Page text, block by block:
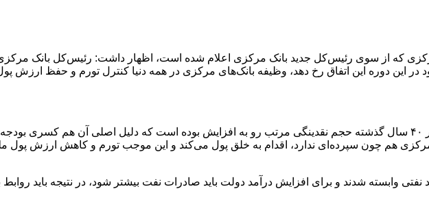
که از سوی رئیس‌کل جدید بانک مرکزی اعلام شده است، اظهار داشت: ‌رئیس‌کل بانک مرکزی
در این دوره این اتفاق رخ دهد، وظیفه بانک‌های مرکزی در همه دنیا کنترل تورم و حفظ ارزش
وی ادامه داد:‌ برای کنترل تورم باید حجم نقدینگی کنترل شود، چون در ۴۰ سال گذشته حجم نقدینگی مرتب رو به افزایش بوده است که دلیل
هم چون سپرده‌ای ندارد، اقدام به خلق پول می‌کند و این موجب تورم و کاهش ارزش پول